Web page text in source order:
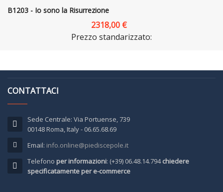
B1203 - Io sono la Risurrezione
2318,00 €
Prezzo standarizzato:
CONTATTACI
Sede Centrale: Via Portuense, 739
00148 Roma, Italy - 06.65.68.69
Email: info.online@piediscepole.it
Telefono per informazioni: (+39) 06.48.14.794chiedere
specificatamente per e-commerce